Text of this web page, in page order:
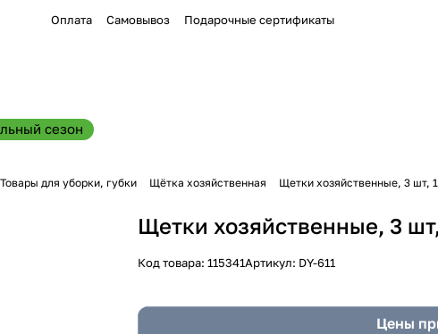
Оплата Самовывоз Подарочные сертификаты
сезон
Товары для уборки, губки Щётка хозяйственная Щетки хозяйственные, 3 шт,
Щетки хозяйственные, 3
Код товара:115341Артикул: DY-611
Цены